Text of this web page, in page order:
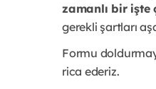
zamanlı bir işte
gerekli şartları
Formu
rica ederiz.